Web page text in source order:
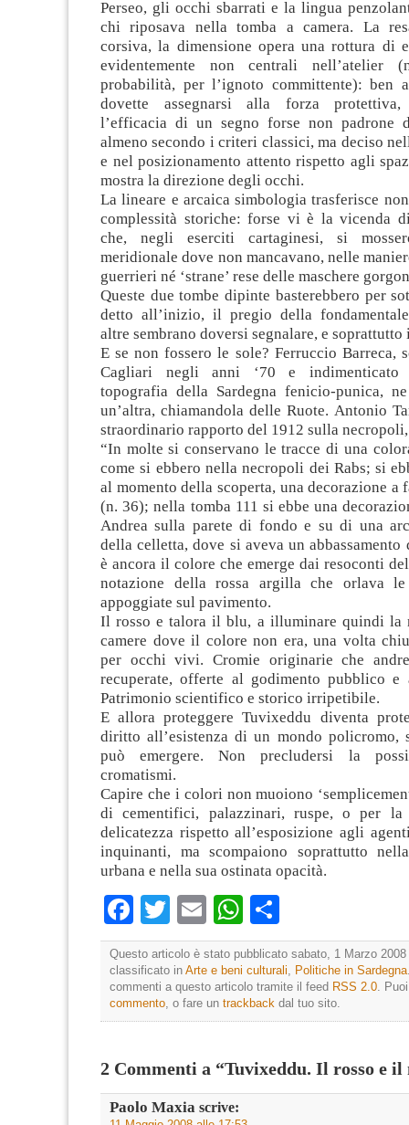
Perseo, gli occhi sbarrati e la lingua
chi riposava nella tomba a camera. La
corsiva, la dimensione opera una rottura di
evidentemente non centrali nell’atelier
probabilità, per l’ignoto committente): ben
dovette assegnarsi alla forza
l’efficacia di un segno forse non padrone
almeno secondo i criteri classici, ma deciso
e nel posizionamento attento rispetto agli
mostra la direzione degli occhi.
La lineare e arcaica simbologia trasferisce
complessità storiche: forse vi è la vicenda
che, negli eserciti cartaginesi, si
meridionale dove non mancavano, nelle
guerrieri né ‘strane’ rese delle maschere
Queste due tombe dipinte basterebbero per
detto all’inizio, il pregio della
altre sembrano doversi segnalare, e soprattutto
E se non fossero le sole? Ferruccio Barreca,
Cagliari negli anni ‘70 e indimenticato
topografia della Sardegna fenicio-punica,
un’altra, chiamandola delle Ruote. Antonio
straordinario rapporto del 1912 sulla
“In molte si conservano le tracce di una
come si ebbero nella necropoli dei Rabs; si
al momento della scoperta, una decorazione a
(n. 36); nella tomba 111 si ebbe una
Andrea sulla parete di fondo e su di una
della celletta, dove si aveva un
è ancora il colore che emerge dai resoconti
notazione della rossa argilla che orlava
appoggiate sul pavimento.
Il rosso e talora il blu, a illuminare quindi la
camere dove il colore non era, una volta
per occhi vivi. Cromie originarie che
recuperate, offerte al godimento pubblico e
Patrimonio scientifico e storico irripetibile.
E allora proteggere Tuvixeddu diventa
diritto all’esistenza di un mondo policromo,
può emergere. Non precludersi la
cromatismi.
Capire che i colori non muoiono
di cementifici, palazzinari, ruspe, o per la
delicatezza rispetto all’esposizione agli
inquinanti, ma scompaiono soprattutto nella
urbana e nella sua ostinata opacità.
Facebook
TwitterEmailWhatsApp
Questo articolo è stato pubblicato sabato, 1 Marzo
classificato in Arte e beni culturali Politiche in Sardegna
commenti a questo articolo tramite il feed RSS 2.0 .
commento , o fare un trackback dal tuo sito.
2 Commenti a “Tuvixeddu. Il rosso e il
Paolo Maxia scrive: